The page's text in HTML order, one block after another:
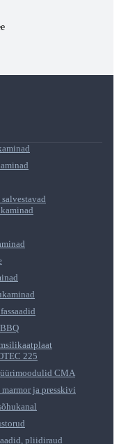
225
CMA
ja presskivi
pliidiraud